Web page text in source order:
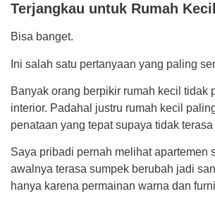
Terjangkau untuk Rumah
Bisa banget.
Ini salah satu pertanyaan yang paling
Banyak orang berpikir rumah kecil tidak
interior. Padahal justru rumah kecil
penataan yang tepat supaya tidak terasa
Saya pribadi pernah melihat apartemen
awalnya terasa sumpek berubah jadi
hanya karena permainan warna dan